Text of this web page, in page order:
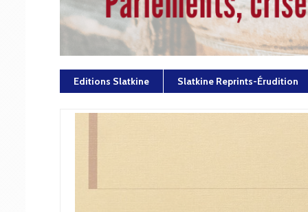
Editions Slatkine Slatkine Reprints-Érudition